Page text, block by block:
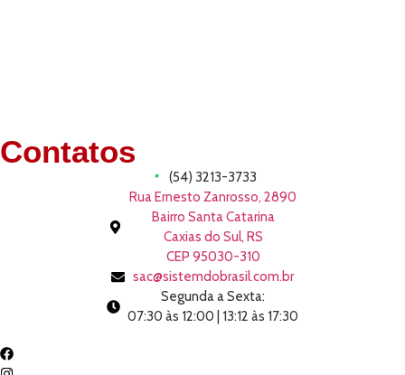
Contatos
(54) 3213-3733
Rua Ernesto Zanrosso, 2890
Bairro Santa Catarina
Caxias do Sul, RS
CEP 95030-310
sac@sistemdobrasil.com.br
Segunda a Sexta:
07:30 às 12:00 | 13:12 às 17:30